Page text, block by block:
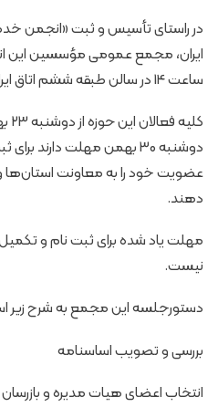
در راستای تأسیس و ثبت «انجمن
ایران، مجمع عمومی مؤسسین این
ساعت 14 در سالن طبقه ششم اتاق ایران برگزار می‌شود.
دوشنبه 30 بهمن مهلت دارند
عضویت خود را به معاونت استان‌ها
دهند.
مهلت یاد شده برای ثبت نام و
نیست.
دستورجلسه این مجمع به شرح زیر
بررسی و تصویب اساسنامه
انتخاب اعضای هیات مدیره و بازرسان